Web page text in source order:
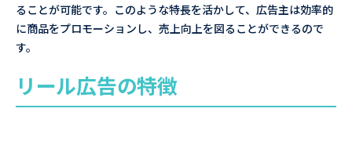
ることが可能です。このような特長を活かして、広告主は効率的
に商品をプロモーションし、売上向上を図ることができるので
す。
リール広告の特徴